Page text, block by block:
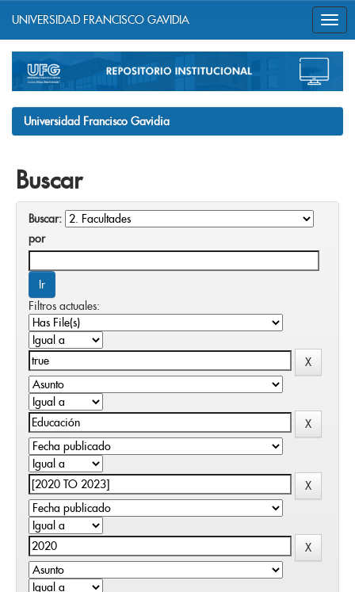
navigation
UNIVERSIDAD FRANCISCO GAVIDIA
Universidad Francisco Gavidia
Buscar
Buscar:
por
Filtros actuales: